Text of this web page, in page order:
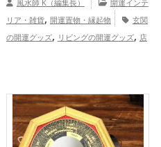
風水師 K（編集長）
開運インテ
リア・雑貨, 開運置物・縁起物
玄関
の開運グッズ, リビングの開運グッズ, 店
ップ